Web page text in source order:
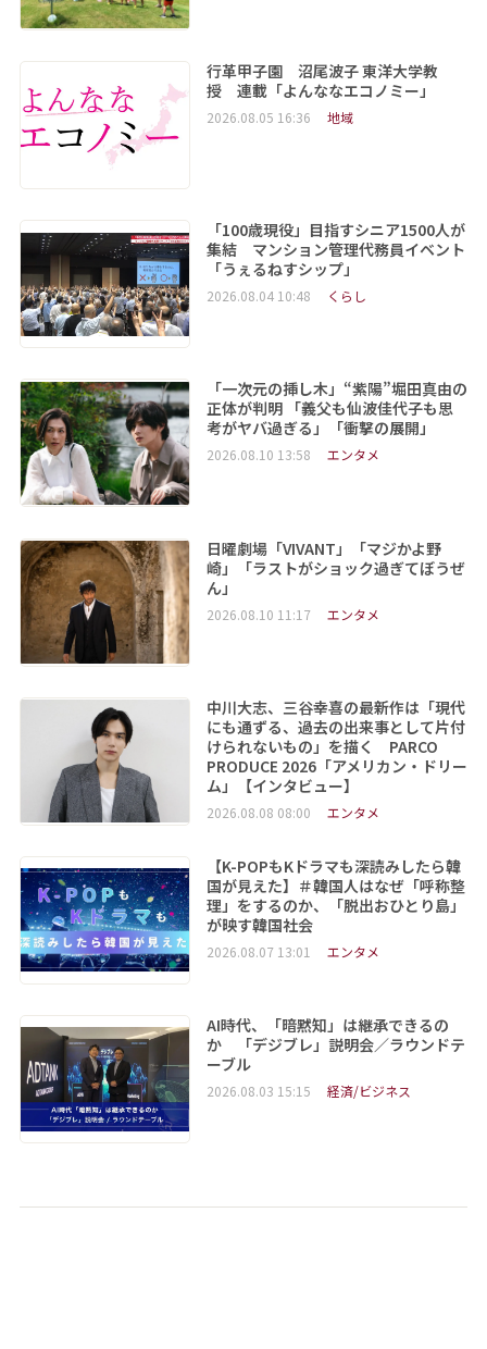
行革甲子園 沼尾波子 東洋大学教
授 連載「よんななエコノミー」
2026.08.05 16:36 地域
「100歳現役」目指すシニア1500人が
集結 マンション管理代務員イベント
「うぇるねすシップ」
2026.08.04 10:48 くらし
「一次元の挿し木」“紫陽”堀田真由の
正体が判明 「義父も仙波佳代子も思
考がヤバ過ぎる」「衝撃の展開」
2026.08.10 13:58 エンタメ
日曜劇場「VIVANT」「マジかよ野
崎」「ラストがショック過ぎてぼうぜ
ん」
2026.08.10 11:17 エンタメ
中川大志、三谷幸喜の最新作は「現代
にも通ずる、過去の出来事として片付
けられないもの」を描く PARCO
PRODUCE 2026「アメリカン・ドリー
ム」【インタビュー】
2026.08.08 08:00 エンタメ
【K-POPもKドラマも深読みしたら韓
国が見えた】＃韓国人はなぜ「呼称整
理」をするのか、「脱出おひとり島」
が映す韓国社会
2026.08.07 13:01 エンタメ
AI時代、「暗黙知」は継承できるの
か 「デジブレ」説明会／ラウンドテ
ーブル
2026.08.03 15:15 経済/ビジネス